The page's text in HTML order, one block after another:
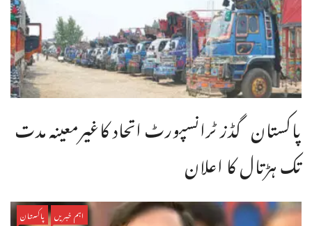
پاکستان گڈز ٹرانسپورٹ اتحاد کاغیرمعینہ مدت
تک ہڑتال کا اعلان
اہم خبریں پاکستان